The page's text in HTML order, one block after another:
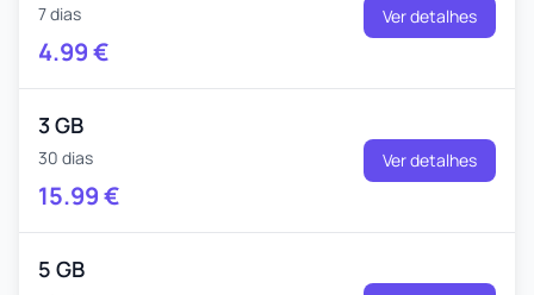
7 dias
4.99€
Ver detalhes
3 GB
30 dias
15.99€
Ver detalhes
5 GB